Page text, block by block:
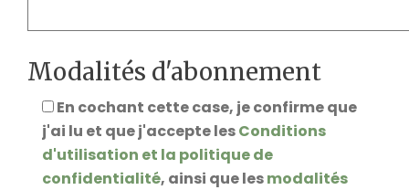
Modalités d'abonnement
En cochant cette case, je confirme que
j'ai lu et que j'accepte lesConditions
d'utilisation et la politique de
confidentialité, ainsi que lesmodalités